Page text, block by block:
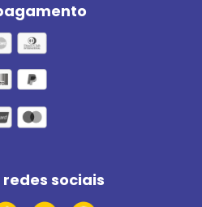
sociais